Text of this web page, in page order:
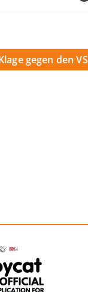
gegen den VS